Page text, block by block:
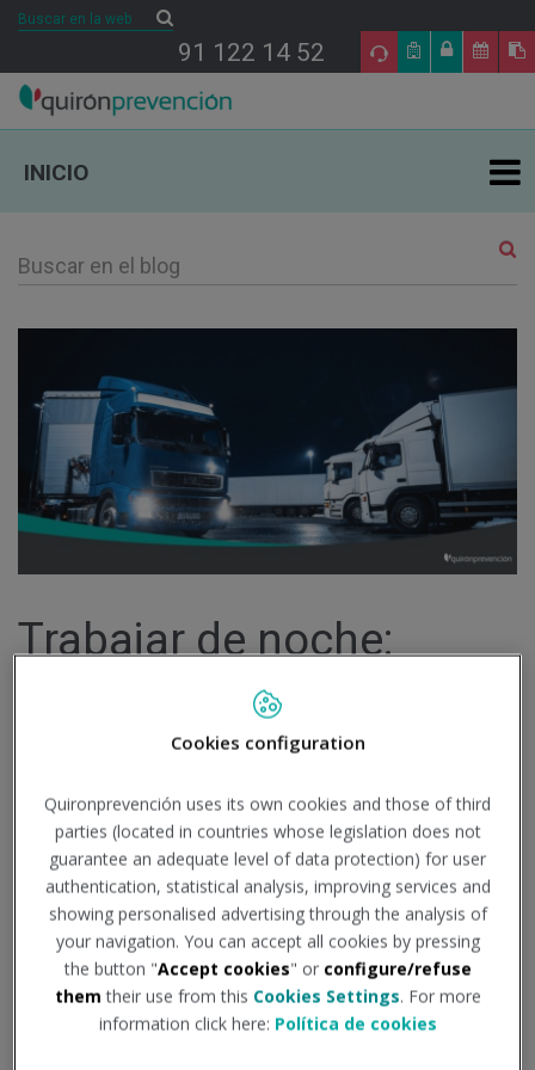
Buscar
91 122 14 52
SALUD Y EMPRESA
SECTORES DE ACTIVIDAD
INICIO
Trabajar de noche:
consejos para paliar sus
efectos sobre la salud
Publicado el 3de julio de 2018
CULTURA PREVENTIVA -INSHT -RIESGOS EN EL
PUESTO DE TRABAJO-SEGURIDAD LABORAL
El trabajo nocturno aumenta la
exposición a los riesgos laborales de
Cookies configuration
Quironprevención uses its own cookies and those of third
parties (located in countries whose legislation does not
guarantee an adequate level of data protection) for user
authentication, statistical analysis, improving services and
showing personalised advertising through the analysis of
your navigation. You can accept all cookies by pressing
the button "Accept cookies" or configure/refuse
them their use from this Cookies Settings. For more
information click here: Política de cookies